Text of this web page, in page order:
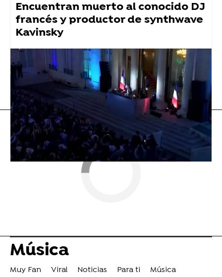
Encuentran muerto al conocido DJ
francés y productor de synthwave
Kavinsky
Rosalía
Flooxer Now » Música
Música
Muy Fan Viral Noticias Para ti
Música